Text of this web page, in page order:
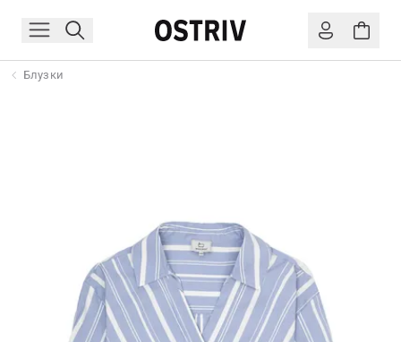
Блузки